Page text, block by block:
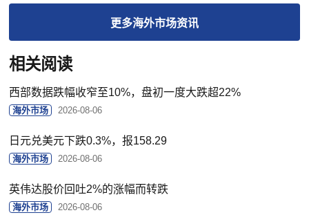
更多海外市场资讯
相关阅读
西部数据跌幅收窄至10%，盘初一度大跌超22%
海外市场 2026-08-06
日元兑美元下跌0.3%，报158.29
海外市场 2026-08-06
英伟达股价回吐2%的涨幅而转跌
海外市场 2026-08-06